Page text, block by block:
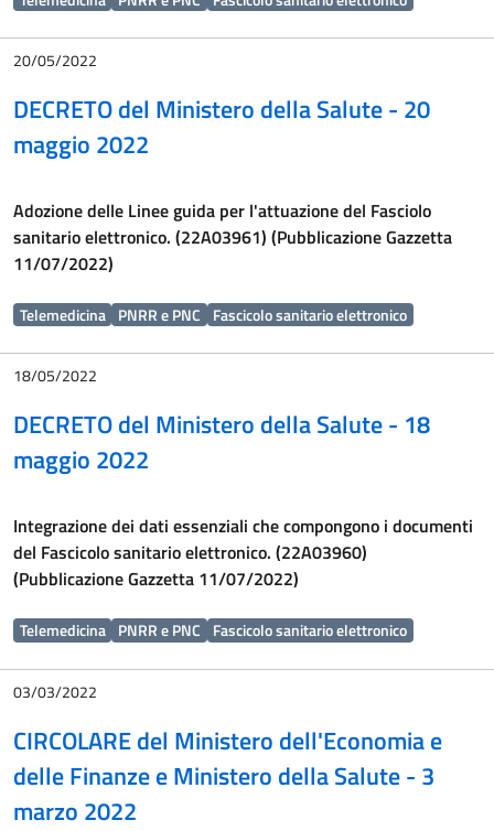
20/05/2022
DECRETO del Ministero della Salute - 20
maggio 2022
Adozione delle Linee guida per l'attuazione del Fasciolo
sanitario elettronico. (22A03961) (Pubblicazione Gazzetta
11/07/2022)
Telemedicina PNRR e PNC Fascicolo sanitario elettronico
18/05/2022
DECRETO del Ministero della Salute - 18
maggio 2022
Integrazione dei dati essenziali che compongono i documenti
del Fascicolo sanitario elettronico. (22A03960)
(Pubblicazione Gazzetta 11/07/2022)
Telemedicina PNRR e PNC Fascicolo sanitario elettronico
03/03/2022
CIRCOLARE del Ministero dell'Economia e
delle Finanze e Ministero della Salute - 3
marzo 2022